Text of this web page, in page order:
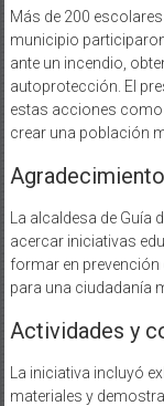
Más de 200
municipio
ante un incendio,
autoprotección. El
estas acciones
crear una población
La alcaldesa de
acercar iniciativas
formar en prevención
para una ciudadanía
Actividades y
La iniciativa incluyó
materiales y